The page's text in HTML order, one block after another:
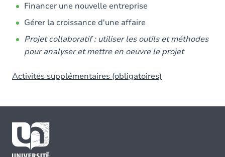
Financer une nouvelle entreprise
Gérer la croissance d'une affaire
Projet collaboratif : utiliser les outils et méthodes
pour analyser et mettre en oeuvre le projet
Activités supplémentaires (obligatoires)